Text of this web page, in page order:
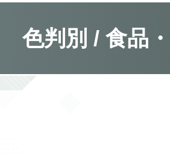
色判別 / 食品